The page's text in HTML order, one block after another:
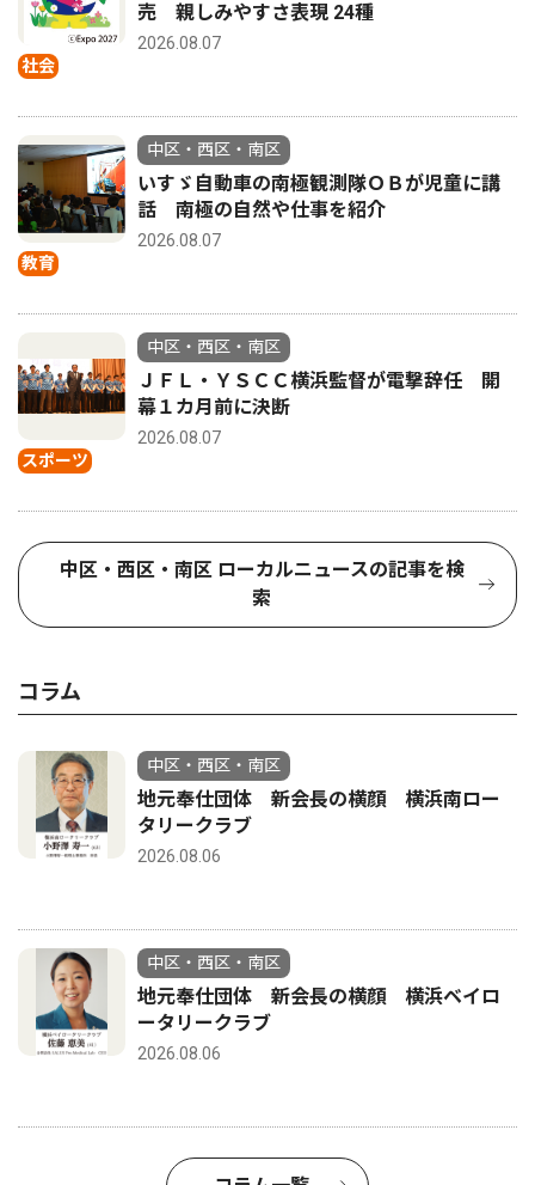
社会
売 親しみやすさ表現 24種
2026.08.07
教育
中区・西区・南区
いすゞ自動車の南極観測隊ＯＢが児童に講
話 南極の自然や仕事を紹介
2026.08.07
スポーツ
中区・西区・南区
ＪＦＬ・ＹＳＣＣ横浜監督が電撃辞任 開
幕１カ月前に決断
2026.08.07
中区・西区・南区 ローカルニュースの記事を検
索
コラム
中区・西区・南区
地元奉仕団体 新会長の横顔 横浜南ロー
タリークラブ
2026.08.06
中区・西区・南区
地元奉仕団体 新会長の横顔 横浜ベイロ
ータリークラブ
2026.08.06